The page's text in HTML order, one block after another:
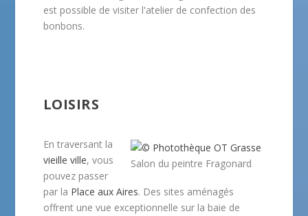
est possible de visiter l'atelier de confection des
bonbons.
LOISIRS
Salon du peintre Fragonard
En traversant la
vieille ville, vous
pouvez passer
par la Place aux Aires. Des sites aménagés
offrent une vue exceptionnelle sur la baie de